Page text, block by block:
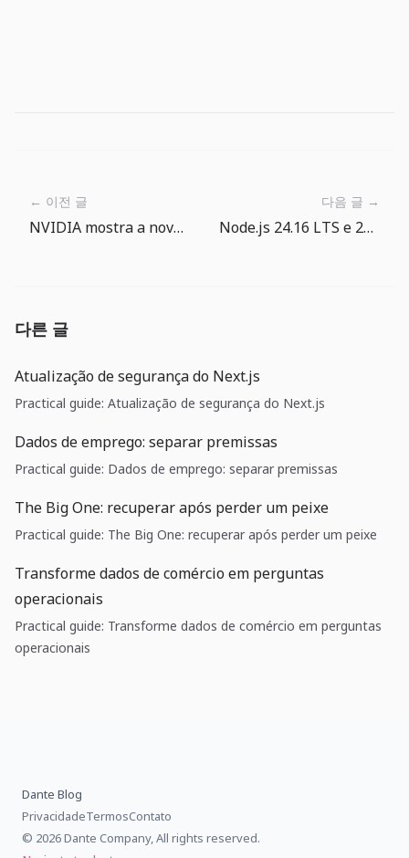
← 이전 글
NVIDIA mostra a nova economia da infraestrutura de IA
다음 글 →
Node.js 24.16 LTS e 26 Current: upgrade de runtime agora pede checklist
다른 글
Atualização de segurança do Next.js
Practical guide: Atualização de segurança do Next.js
Dados de emprego: separar premissas
Practical guide: Dados de emprego: separar premissas
The Big One: recuperar após perder um peixe
Practical guide: The Big One: recuperar após perder um peixe
Transforme dados de comércio em perguntas
operacionais
Practical guide: Transforme dados de comércio em perguntas
operacionais
Dante Blog
PrivacidadeTermosContato
© 2026 Dante Company, All rights reserved.